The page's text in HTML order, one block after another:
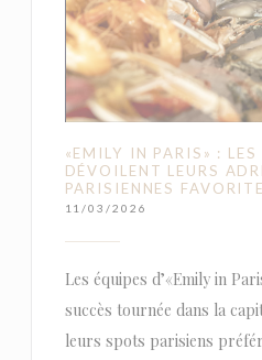
«EMILY IN PARIS» :
DÉVOILENT LEURS
PARISIENNES
11/03/2026
Les équipes d’«Emily in
succès tournée dans la
leurs spots parisiens